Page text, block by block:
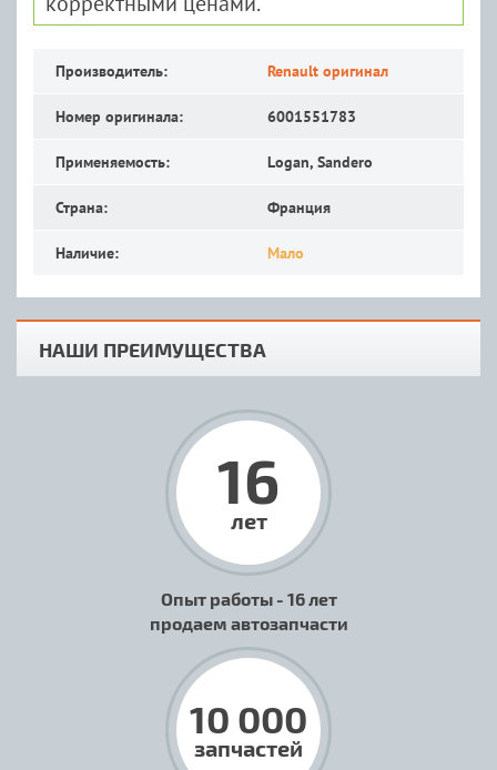
Производитель: Renault оригинал
Номер оригинала: 6001551783
Применяемость: Logan, Sandero
Страна: Франция
Наличие: Мало
НАШИ ПРЕИМУЩЕСТВА
16
лет
Опыт работы - 16 лет
продаем автозапчасти
10 000
запчастей